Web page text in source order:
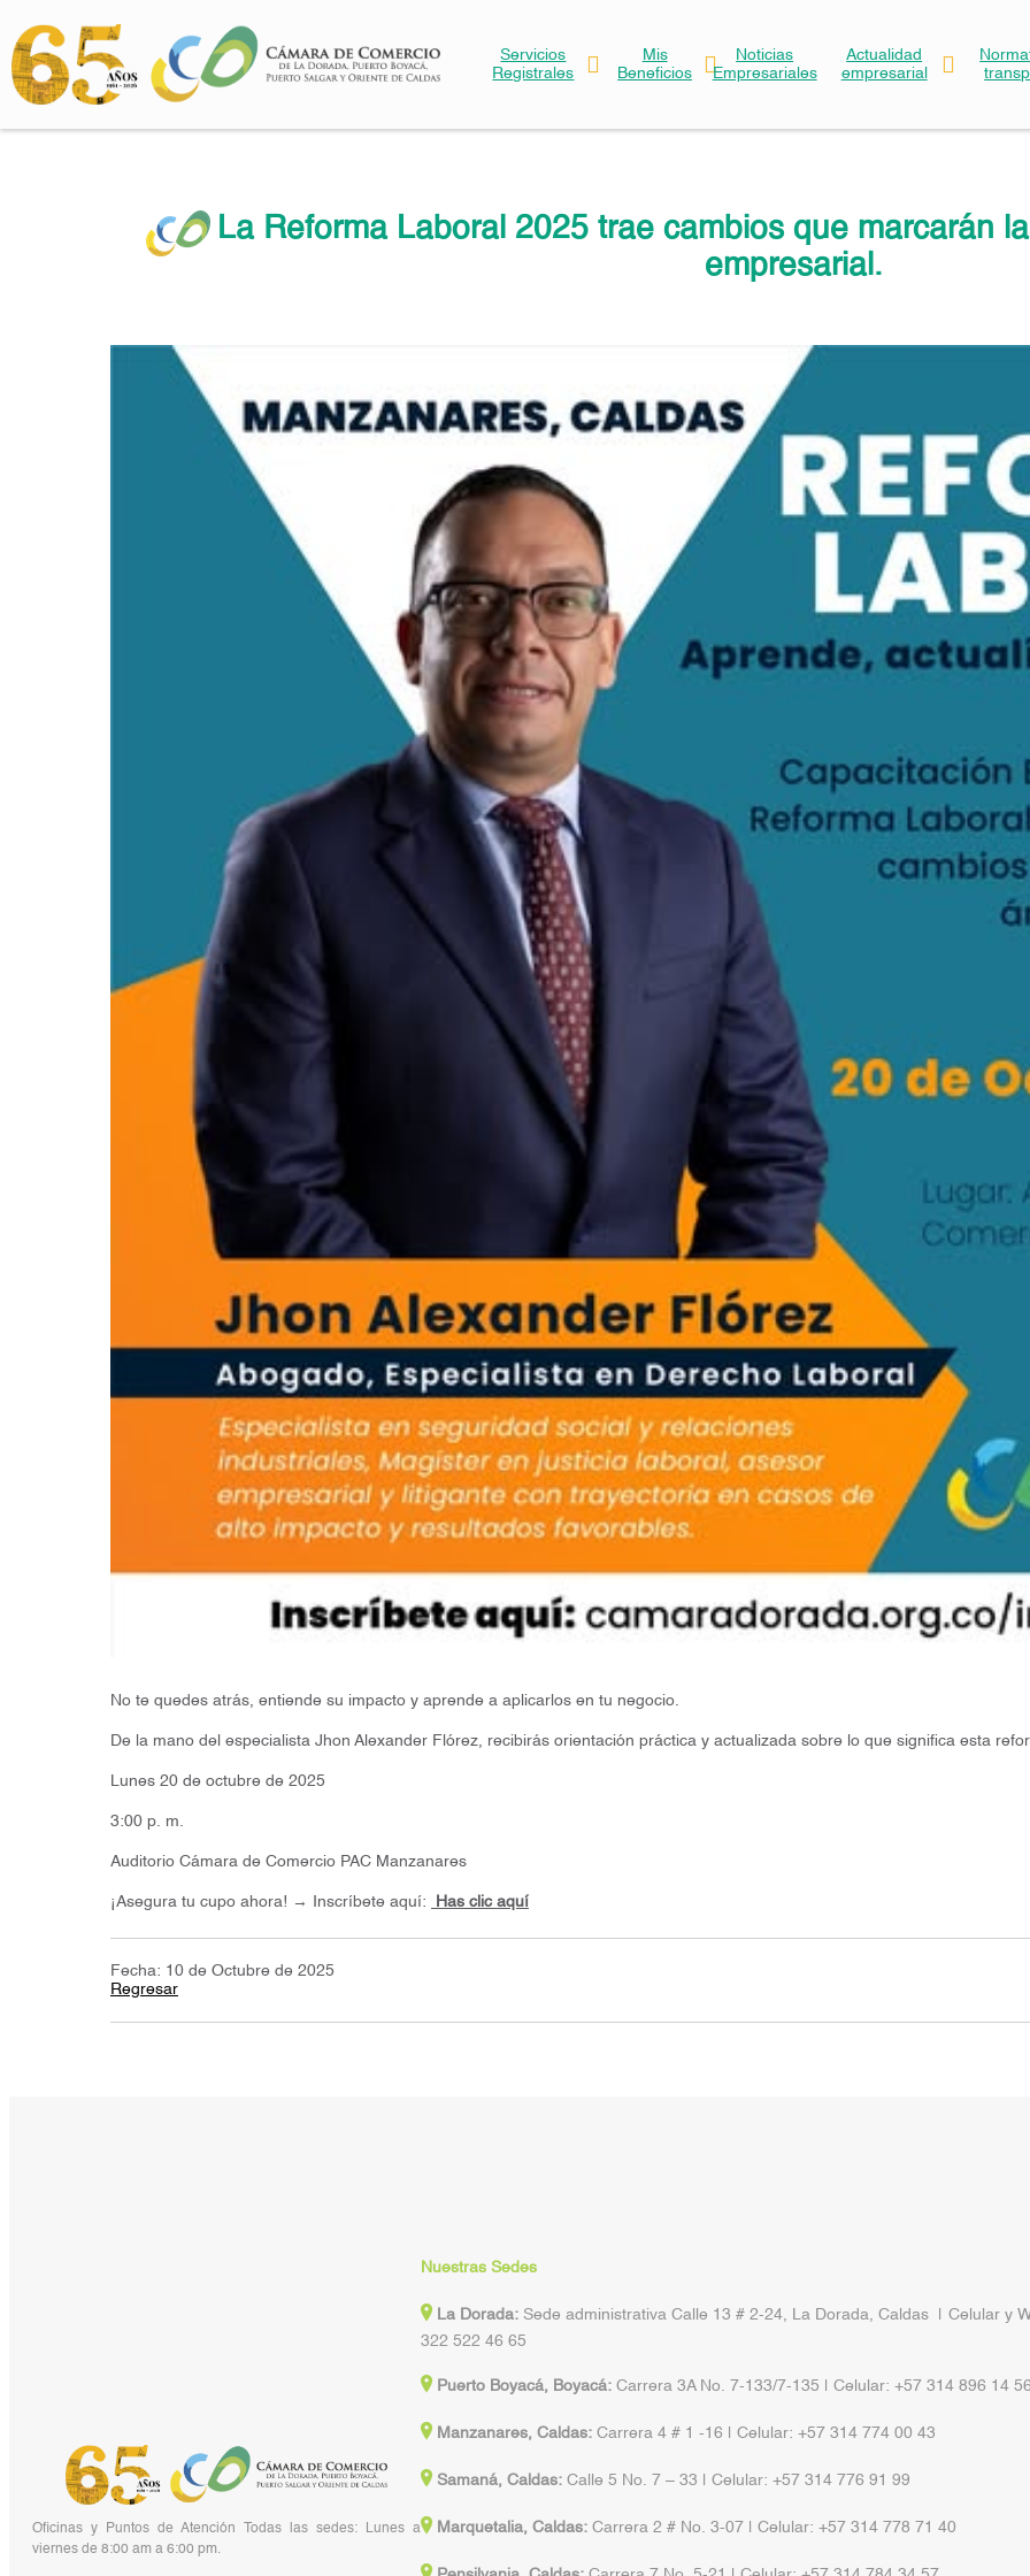
Servicios
Registrales
Mis
Beneficios
Noticias
Empresariales
Actualidad
empresarial
La Reforma Laboral 2025 trae cambios que marcarán
empresarial.
No te quedes atrás, entiende su impacto y aprende a aplicarlos en tu negocio.
De la mano del especialista Jhon Alexander Flórez, recibirás orientación práctica y actualizada sobre lo que significa esta
Lunes 20 de octubre de 2025
3:00 p. m.
Auditorio Cámara de Comercio PAC Manzanares
¡Asegura tu cupo ahora! → Inscríbete aquí: Has clic aquí
Fecha: 10 de Octubre de 2025
Regresar
Oficinas y Puntos de Atención Todas las sedes: Lunes a
viernes de 8:00 am a 6:00 pm.
Nuestras Sedes
La Dorada:Sede administrativa Calle 13 # 2-24, La Dorada, Caldas | Celular y
322 522 46 65
Puerto Boyacá, Boyacá:Carrera 3A No. 7-133/7-135 | Celular: +57 314 896 14
Manzanares, Caldas:Carrera 4 # 1 -16 | Celular: +57 314 774 00 43
Samaná, Caldas: Calle 5 No. 7 – 33 | Celular: +57 314 776 91 99
Marquetalia, Caldas:Carrera 2 # No. 3-07 | Celular: +57 314 778 71 40